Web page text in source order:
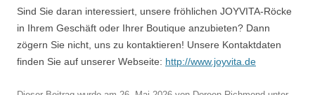
Sind Sie daran interessiert, unsere fröhlichen JOYVITA-Röcke
in Ihrem Geschäft oder Ihrer Boutique anzubieten? Dann
zögern Sie nicht, uns zu kontaktieren! Unsere Kontaktdaten
finden Sie auf unserer Webseite: http://www.joyvita.de